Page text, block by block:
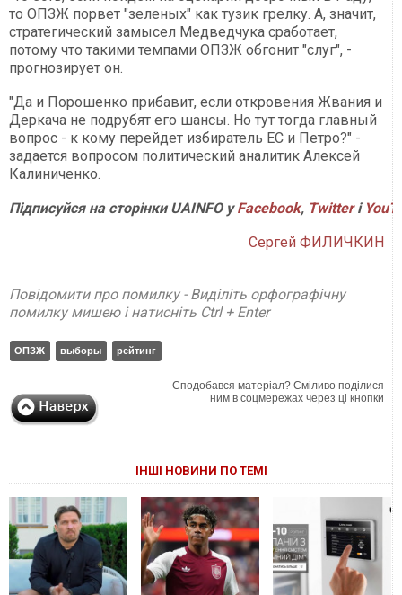
то ОПЗЖ порвет "зеленых" как тузик грелку. А, значит,
стратегический замысел Медведчука сработает,
потому что такими темпами ОПЗЖ обгонит "слуг", -
прогнозирует он.
"Да и Порошенко прибавит, если откровения Жвания и
Деркача не подрубят его шансы. Но тут тогда главный
вопрос - к кому перейдет избиратель ЕС и Петро?" -
задается вопросом политический аналитик Алексей
Калиниченко.
Підписуйся на сторінки UAINFO уFacebook, Twitterі
Сергей ФИЛИЧКИН
Повідомити про помилку - Виділіть орфографічну
помилку мишею і натисніть Ctrl + Enter
ОПЗЖ выборы рейтинг
Сподобався матеріал? Сміливо поділися
ним в соцмережах через ці кнопки
ІНШІ НОВИНИ ПО ТЕМІ